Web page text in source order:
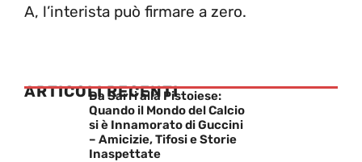
A, l’interista può firmare a zero.
ARTICOLI RECENTI
Da Sarri alla Pistoiese:
Quando il Mondo del Calcio
si è Innamorato di Guccini
– Amicizie, Tifosi e Storie
Inaspettate